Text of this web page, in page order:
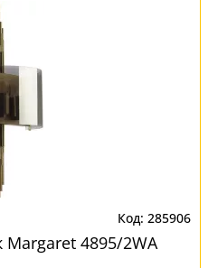
285906
Margaret 4895/2WA